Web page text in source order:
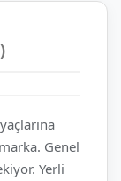
Genel
Yerli